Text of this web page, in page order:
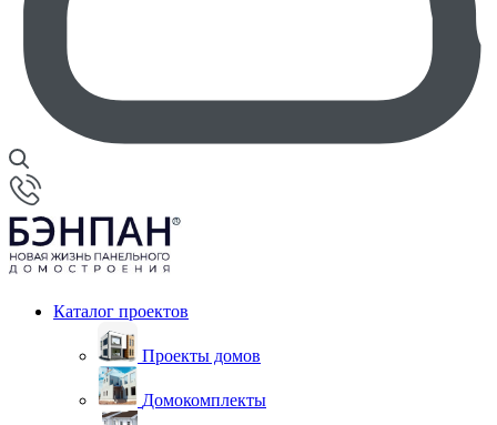
Каталог проектов
Проекты домов
Домокомплекты